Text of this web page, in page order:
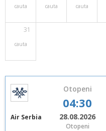
cauta cauta cauta
31
cauta
Air Serbia
Otopeni
04:30
28.08.2026
Otopeni